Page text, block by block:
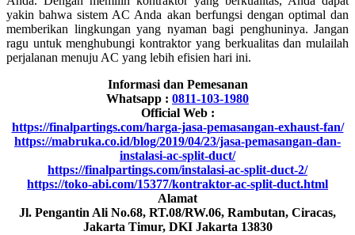
yakin bahwa sistem AC Anda akan berfungsi dengan optimal dan
memberikan lingkungan yang nyaman bagi penghuninya. Jangan
ragu untuk menghubungi kontraktor yang berkualitas dan mulailah
perjalanan menuju AC yang lebih efisien hari ini.
Informasi dan Pemesanan
Whatsapp : 0811-103-1980
Official Web :
https://finalpartings.com/harga-jasa-pemasangan-exhaust-fan/
https://mabruka.co.id/blog/2019/04/23/jasa-pemasangan-dan-
instalasi-ac-split-duct/
https://finalpartings.com/instalasi-ac-split-duct-2/
https://toko-abi.com/15377/kontraktor-ac-split-duct.html
Alamat
Jl. Pengantin Ali No.68, RT.08/RW.06, Rambutan, Ciracas,
Jakarta Timur, DKI Jakarta 13830